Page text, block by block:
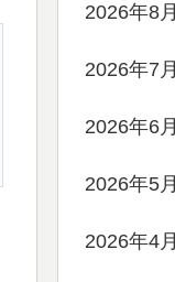
2026年8月
2026年7月
2026年6月
2026年5月
2026年4月